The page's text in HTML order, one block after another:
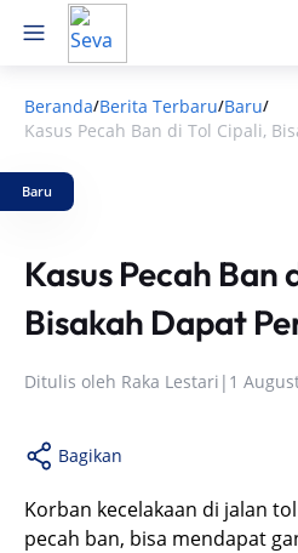
Beranda/Berita Terbaru/Baru/
Kasus Pecah Ban di Tol Cipali,
Baru
Kasus Pecah Ban
Bisakah Dapat
Ditulis oleh Raka Lestari | 1
Bagikan
Korban kecelakaan di jalan
pecah ban, bisa mendapat